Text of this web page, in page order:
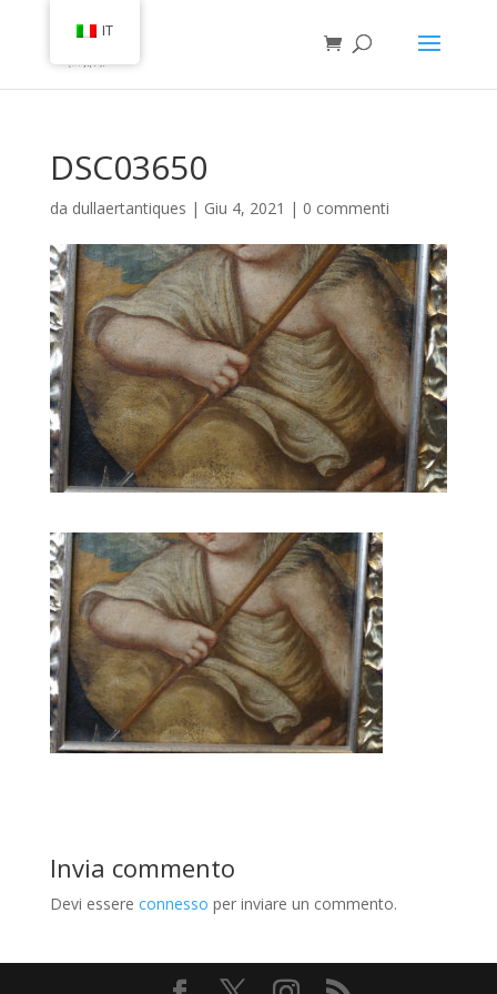
DSC03650
da dullaertantiques | Giu 4, 2021 | 0 commenti
Invia commento
Devi essere connesso per inviare un commento.
IT